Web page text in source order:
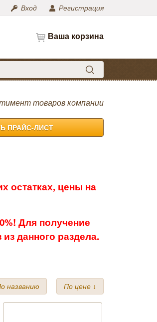
Вход Регистрация
Ваша корзина
товаров компании
ПРАЙС-ЛИСТ
остатках, цены на
Для получение
данного раздела.
названию По цене ↓